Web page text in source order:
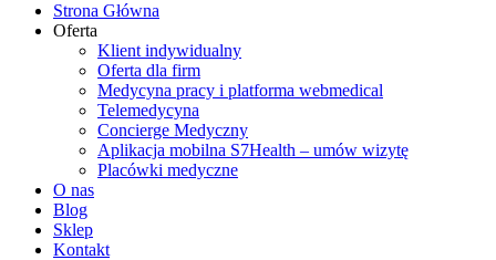
Strona Główna
Oferta
Klient indywidualny
Oferta dla firm
Medycyna pracy i platforma webmedical
Telemedycyna
Concierge Medyczny
Aplikacja mobilna S7Health – umów wizytę
Placówki medyczne
O nas
Blog
Sklep
Kontakt